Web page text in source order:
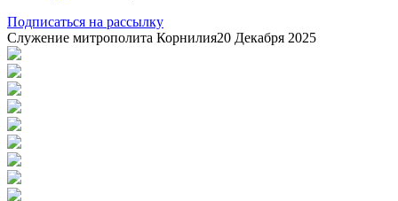
Подписаться на рассылку
Служение митрополита Корнилия20 Декабря 2025